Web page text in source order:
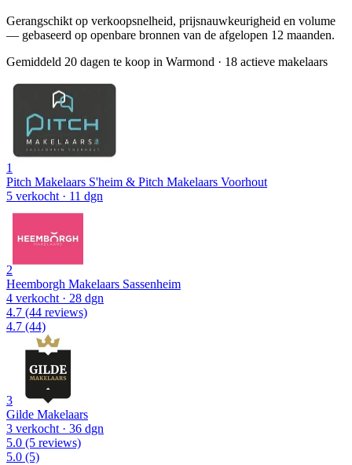
Gerangschikt op verkoopsnelheid, prijsnauwkeurigheid en volume
— gebaseerd op openbare bronnen van de afgelopen 12 maanden.
Gemiddeld 20 dagen te koop in Warmond · 18 actieve makelaars
1
Pitch Makelaars S'heim & Pitch Makelaars Voorhout
5 verkocht· 11 dgn
2
Heemborgh Makelaars Sassenheim
4 verkocht· 28 dgn
4.7 (44 reviews)
4.7 (44)
3
Gilde Makelaars
3 verkocht· 36 dgn
5.0 (5 reviews)
5.0 (5)